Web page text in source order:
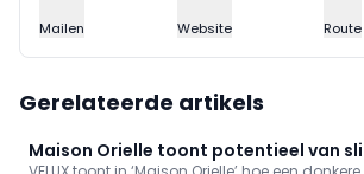
Mailen Website Route
Gerelateerde artikels
Maison Orielle toont potentieel van